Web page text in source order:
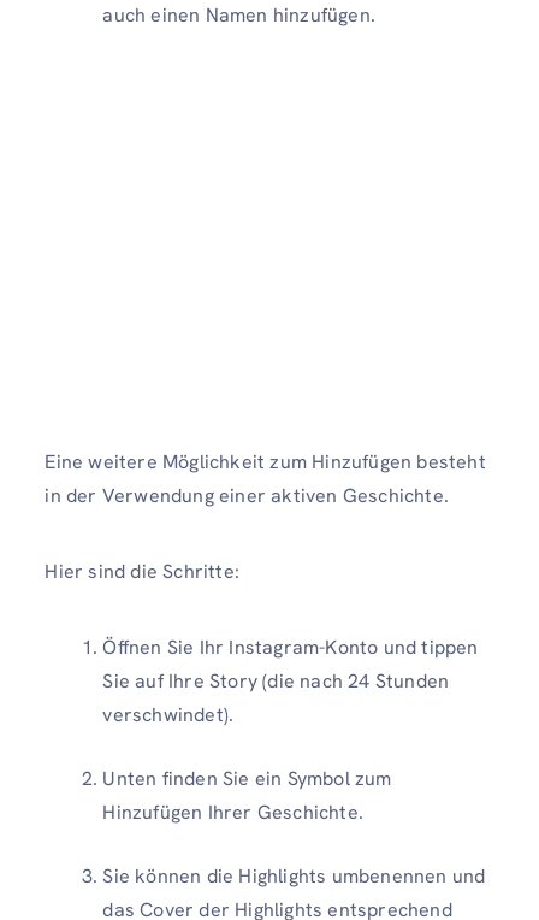
auch einen Namen hinzufügen.
Eine weitere Möglichkeit zum Hinzufügen besteht
in der Verwendung einer aktiven Geschichte.
Hier sind die Schritte:
Öffnen Sie Ihr Instagram-Konto und tippen
Sie auf Ihre Story (die nach 24 Stunden
verschwindet).
Unten finden Sie ein Symbol zum
Hinzufügen Ihrer Geschichte.
Sie können die Highlights umbenennen und
das Cover der Highlights entsprechend